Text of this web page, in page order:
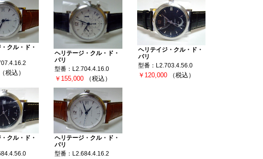
クル・ド・
（税込）
ヘリテージ・クル・ド・
パリ
型番：L2.704.4.16.0
￥155,000 （税込）
ヘリテイジ・クル・ド・
パリ
型番：L2.703.4.56.0
￥120,000 （税込）
クル・ド・
ヘリテージ・クル・ド・
パリ
型番：L2.684.4.16.2